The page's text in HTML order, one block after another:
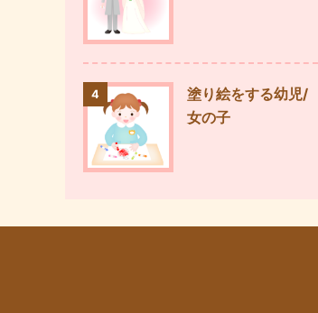
4
塗り絵をする幼児/
女の子